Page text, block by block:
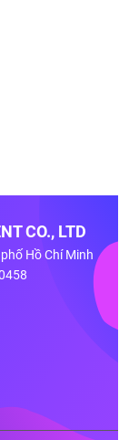
CO., LTD
Hồ Chí Minh